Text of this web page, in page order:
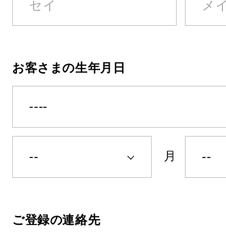
お客さまの生年月日
月
ご登録の連絡先